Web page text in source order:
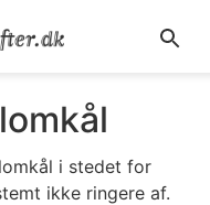
i stedet for
ikke ringere af.